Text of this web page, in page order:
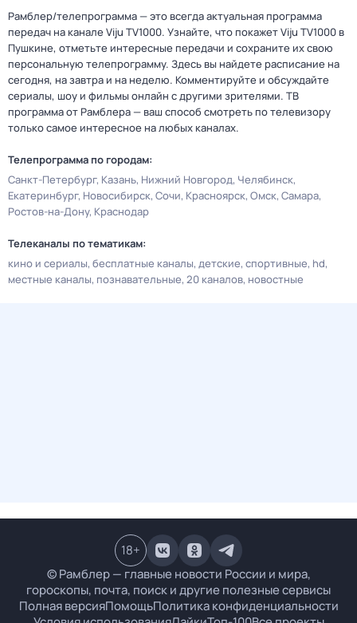
Рамблер/телепрограмма — это всегда актуальная программа
передач на канале Viju TV1000. Узнайте, что покажет Viju TV1000 в
Пушкине, отметьте интересные передачи и сохраните их свою
персональную телепрограмму. Здесь вы найдете расписание на
сегодня, на завтра и на неделю. Комментируйте и обсуждайте
сериалы, шоу и фильмы онлайн с другими зрителями. ТВ
программа от Рамблера — ваш способ смотреть по телевизору
только самое интересное на любых каналах.
Телепрограмма по городам:
Санкт-Петербург Казань Нижний Новгород Челябинск
Екатеринбург Новосибирск Сочи Красноярск Омск Самара
Ростов-на-Дону Краснодар
Телеканалы по тематикам:
кино и сериалы бесплатные каналы детские спортивные hd
местные каналы познавательные 20 каналов новостные
© Рамблер — главные новости России и мира,
гороскопы, почта, поиск и другие полезные сервисы
Полная версияПомощьПолитика конфиденциальности
18+